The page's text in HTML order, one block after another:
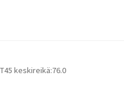
keskireikä:76.0